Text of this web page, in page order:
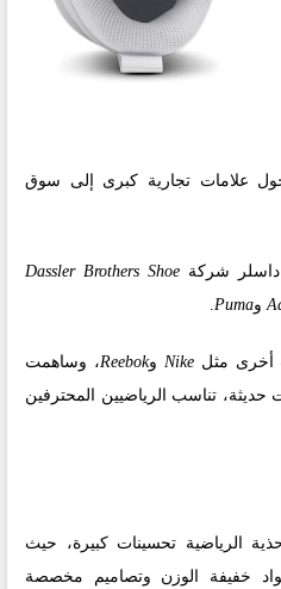
علامات تجارية كبرى إلى سوق
Dassler Brothers Shoe
وPuma
.
أخرى مثلNike وReebok، وساهمت
حديثة، تناسب الرياضيين المحترفين
الرياضية تحسينات كبيرة، حيث
خفيفة الوزن وتصاميم مخصصة